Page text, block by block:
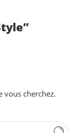
vous cherchez.